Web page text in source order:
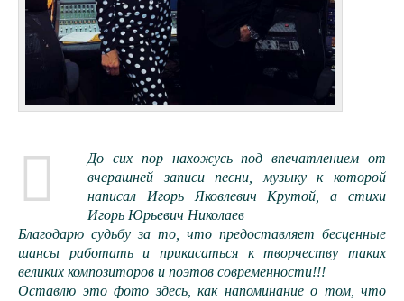
До сих пор нахожусь под впечатлением от
вчерашней записи песни, музыку к которой
написал Игорь Яковлевич Крутой, а стихи
Игорь Юрьевич Николаев
Благодарю судьбу за то, что предоставляет бесценные
шансы работать и прикасаться к творчеству таких
великих композиторов и поэтов современности!!!
Оставлю это фото здесь, как напоминание о том, что